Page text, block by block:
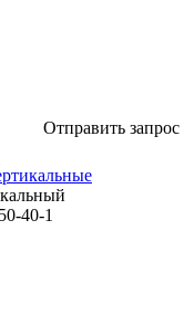
Отправить запрос
40-1